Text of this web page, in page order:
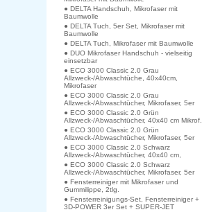
● DELTA Handschuh, Mikrofaser mit
Baumwolle
● DELTA Tuch, 5er Set, Mikrofaser mit
Baumwolle
● DELTA Tuch, Mikrofaser mit Baumwolle
● DUO Mikrofaser Handschuh - vielseitig
einsetzbar
● ECO 3000 Classic 2.0 Grau
Allzweck-/Abwaschtüche, 40x40cm,
Mikrofaser
● ECO 3000 Classic 2.0 Grau
Allzweck-/Abwaschtücher, Mikrofaser, 5er
● ECO 3000 Classic 2.0 Grün
Allzweck-/Abwaschtücher, 40x40 cm Mikrof.
● ECO 3000 Classic 2.0 Grün
Allzweck-/Abwaschtücher, Mikrofaser, 5er
● ECO 3000 Classic 2.0 Schwarz
Allzweck-/Abwaschtücher, 40x40 cm,
● ECO 3000 Classic 2.0 Schwarz
Allzweck-/Abwaschtücher, Mikrofaser, 5er
● Fensterreiniger mit Mikrofaser und
Gummilippe, 2tlg.
● Fensterreinigungs-Set, Fensterreiniger +
3D-POWER 3er Set + SUPER-JET